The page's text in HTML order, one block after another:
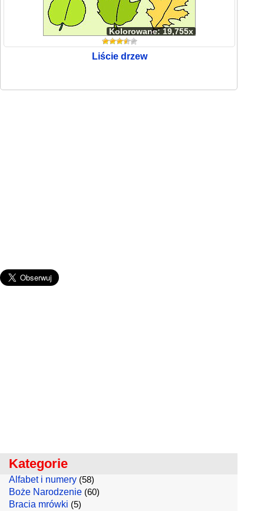
Kolorowane: 19,755x
Liście drzew
Kategorie
Alfabet i numery (58)
Boże Narodzenie (60)
Bracia mrówki (5)